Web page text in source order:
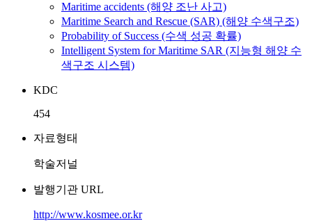
Maritime accidents (해양 조난 사고)
Maritime Search and Rescue (SAR) (해양 수색구조)
Probability of Success (수색 성공 확률)
Intelligent System for Maritime SAR (지능형 해양 수
색구조 시스템)
KDC
454
자료형태
학술저널
발행기관 URL
http://www.kosmee.or.kr